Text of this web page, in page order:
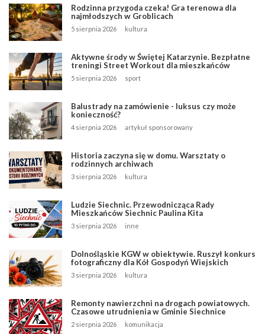
Rodzinna przygoda czeka! Gra terenowa dla
najmłodszych w Groblicach
5 sierpnia 2026 kultura
Aktywne środy w Świętej Katarzynie. Bezpłatne
treningi Street Workout dla mieszkańców
5 sierpnia 2026 sport
Balustrady na zamówienie - luksus czy może
konieczność?
4 sierpnia 2026 artykuł sponsorowany
Historia zaczyna się w domu. Warsztaty o
rodzinnych archiwach
3 sierpnia 2026 kultura
Ludzie Siechnic. Przewodnicząca Rady
Mieszkańców Siechnic Paulina Kita
3 sierpnia 2026 inne
Dolnośląskie KGW w obiektywie. Ruszył konkurs
fotograficzny dla Kół Gospodyń Wiejskich
3 sierpnia 2026 kultura
Remonty nawierzchni na drogach powiatowych.
Czasowe utrudnienia w Gminie Siechnice
2 sierpnia 2026 komunikacja